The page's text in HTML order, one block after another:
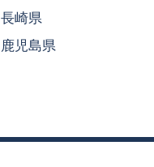
長崎県
鹿児島県